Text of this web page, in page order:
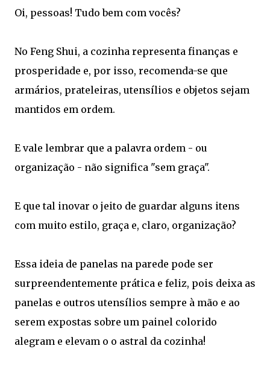
Oi, pessoas! Tudo bem com vocês?
No Feng Shui, a cozinha representa finanças e
prosperidade e, por isso, recomenda-se que
armários, prateleiras, utensílios e objetos sejam
mantidos em ordem.
E vale lembrar que a palavra ordem - ou
organização - não significa "sem graça".
E que tal inovar o jeito de guardar alguns itens
com muito estilo, graça e, claro, organização?
Essa ideia de panelas na parede pode ser
surpreendentemente prática e feliz, pois deixa as
panelas e outros utensílios sempre à mão e ao
serem expostas sobre um painel colorido
alegram e elevam o o astral da cozinha!